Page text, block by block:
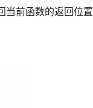
当前函数的返回位置